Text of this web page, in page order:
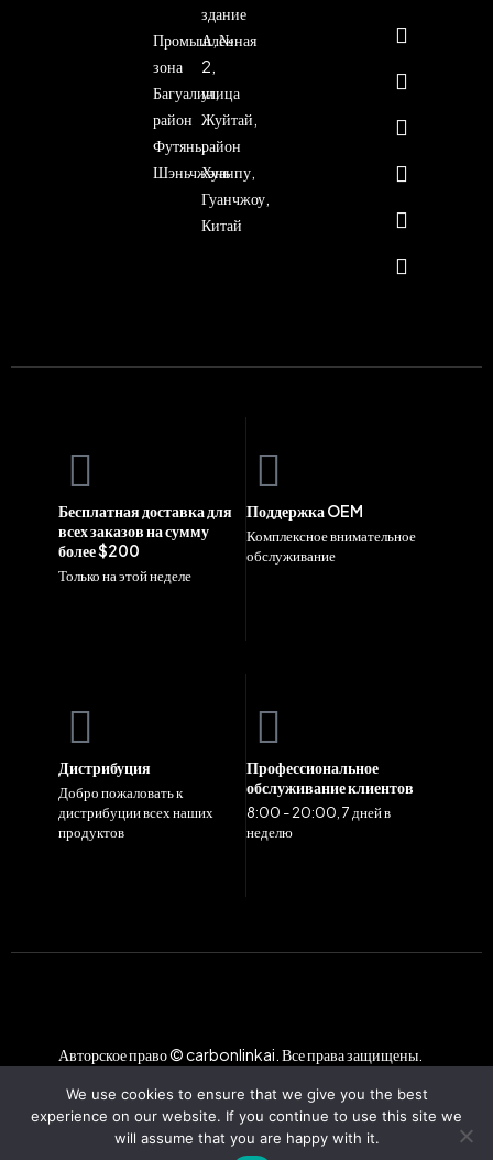
Промышленная
зона
Багуалин,
район
Футянь,
Шэньчжэнь
здание
А, №
2,
улица
Жуйтай,
район
Хуанпу,
Гуанчжоу,
Китай
Бесплатная доставка для
всех заказов на сумму
более $200
Только на этой неделе
Поддержка OEM
Комплексное внимательное
обслуживание
Дистрибуция
Добро пожаловать к
дистрибуции всех наших
продуктов
Профессиональное
обслуживание клиентов
8:00 - 20:00, 7 дней в
неделю
Авторское право © carbonlinkai. Все права защищены.
We use cookies to ensure that we give you the best
experience on our website. If you continue to use this site we
will assume that you are happy with it.